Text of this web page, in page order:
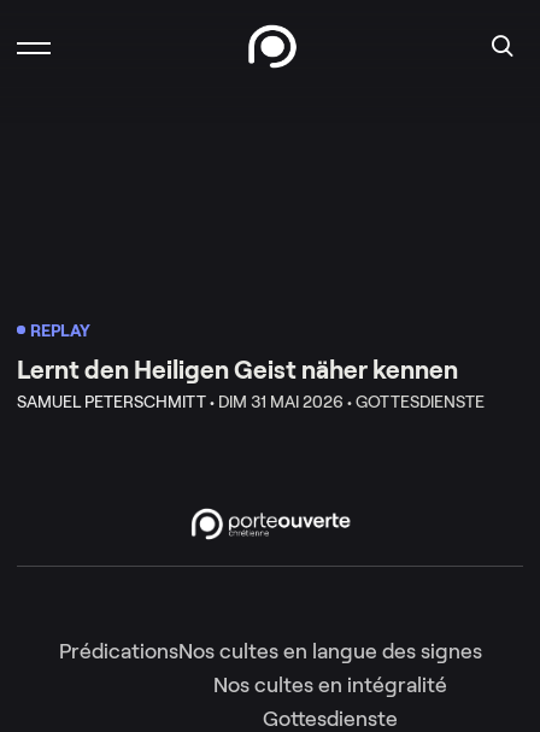
REPLAY
Lernt den Heiligen Geist näher kennen
SAMUEL PETERSCHMITT • DIM 31 MAI 2026 •GOTTESDIENSTE
PrédicationsNos cultes en langue des signes
Nos cultes en intégralité
Gottesdienste